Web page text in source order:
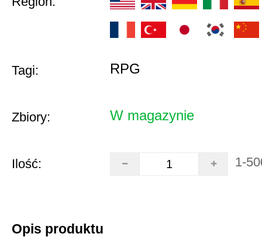
Tagi: RPG
Zbiory: W magazynie
Ilość: 1-
Opis produktu